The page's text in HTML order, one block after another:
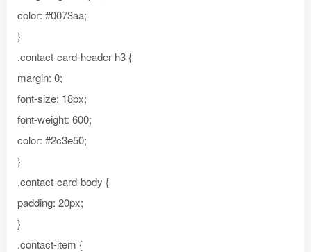
color: #0073aa;
}
.contact-card-header h3 {
margin: 0;
font-size: 18px;
font-weight: 600;
color: #2c3e50;
}
.contact-card-body {
padding: 20px;
}
.contact-item {